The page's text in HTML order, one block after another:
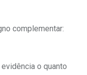
complementar:
o quanto